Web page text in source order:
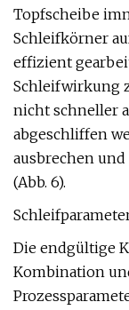
Topfscheibe
Schleifkörner
effizient
Schleifwirkung
nicht schneller
abgeschliffen
ausbrechen
(Abb. 6).
Die endgültige
Kombination